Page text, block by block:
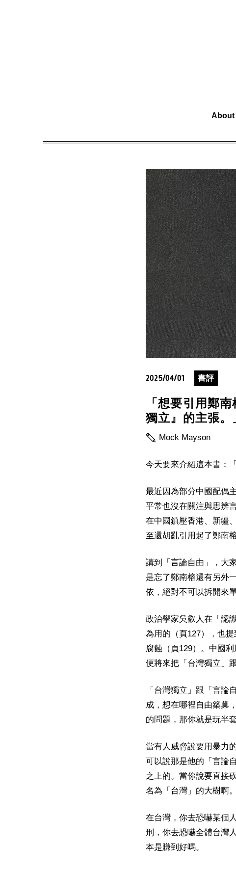
About
2025/04/01 書評
「想要引用鄭
獨立』的主張
Mock Mayson
今天要來介紹這本書：
最近因為部分中國配偶
平常也沒在關注與思辨
在中國鎮壓香港、新疆
至還胡亂引用起了鄭南
講到「言論自由」，大
是忘了鄭南榕還有另外
依，絕對不可以拆開來
政治學家吳叡人在「認
為用的（頁127），也
腐蝕（頁129）。中國
便將來把「台灣獨立」
「台灣獨立」跟「言論
成，想在哪裡自由築巢
的問題，那你就是玩半
當有人威脅說要用暴力
可以說那是他的「言論
之上的。當你說要直接
名為「台灣」的大樹啊。
在台灣，你去恐嚇某個
刑，你去恐嚇全體台灣
本是賺到好嗎。